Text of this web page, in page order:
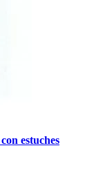
estuches